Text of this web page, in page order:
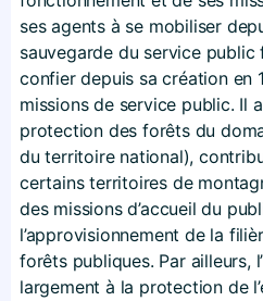
ses agents à se mobiliser
sauvegarde du service public
confier depuis sa création en
missions de service public. Il
protection des forêts du
du territoire national),
certains territoires de
des missions d’accueil du
l’approvisionnement de la
forêts publiques. Par ailleurs,
largement à la protection de